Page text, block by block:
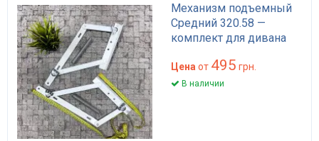
Механизм подъемный
Средний 320.58 —
комплект для дивана
Цена от 495 грн.
В наличии